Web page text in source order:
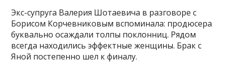
Экс-супруга Валерия Шотаевича в разговоре с
Борисом Корчевниковым вспоминала: продюсера
буквально осаждали толпы поклонниц. Рядом
всегда находились эффектные женщины. Брак с
Яной постепенно шел к финалу.